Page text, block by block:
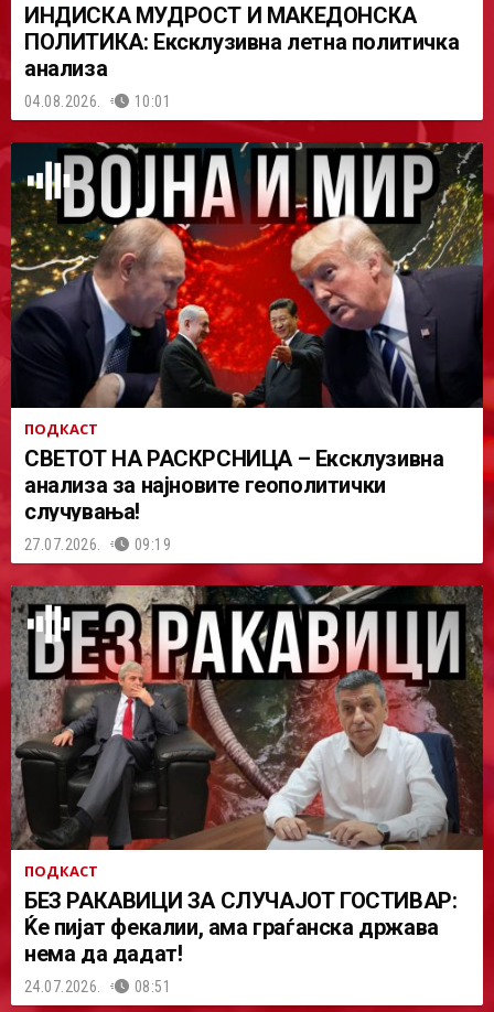
ИНДИСКА МУДРОСТ И МАКЕДОНСКА
ПОЛИТИКА: Ексклузивна летна политичка
анализа
04.08.2026. 10:01
ПОДКАСТ
СВЕТОТ НА РАСКРСНИЦА – Ексклузивна
анализа за најновите геополитички
случувања!
27.07.2026. 09:19
ПОДКАСТ
БЕЗ РАКАВИЦИ ЗА СЛУЧАЈОТ ГОСТИВАР:
Ќе пијат фекалии, ама граѓанска држава
нема да дадат!
24.07.2026. 08:51